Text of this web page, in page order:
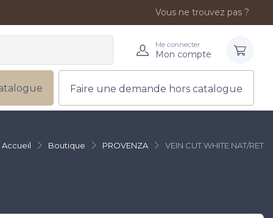
Vous ne trouvez pas ?
Me connecter
Mon compte
Faire une demande hors catalogue
Accueil Boutique PROVENZA VEIN CUT WHITE NAT/RET